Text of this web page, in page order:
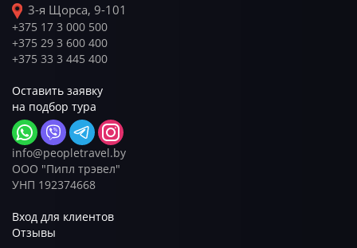
3-я Щорса, 9-101
+375 17 3 000 500
+375 29 3 600 400
+375 33 3 445 400
Оставить заявку
на подбор тура
info@peopletravel.by
ООО "Пипл трэвел"
УНП 192374668
Вход для клиентов
Отзывы